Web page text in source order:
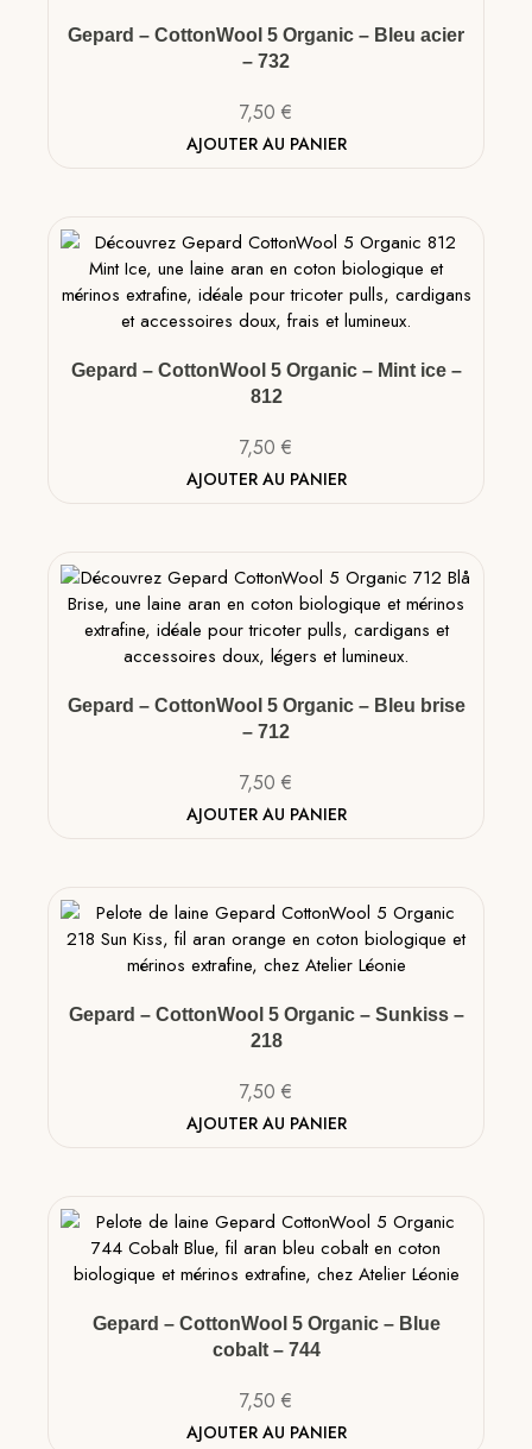
Gepard – CottonWool 5 Organic – Bleu acier
– 732
7,50 €
AJOUTER AU PANIER
Gepard – CottonWool 5 Organic – Mint ice –
812
7,50 €
AJOUTER AU PANIER
Gepard – CottonWool 5 Organic – Bleu brise
– 712
7,50 €
AJOUTER AU PANIER
Gepard – CottonWool 5 Organic – Sunkiss –
218
7,50 €
AJOUTER AU PANIER
Gepard – CottonWool 5 Organic – Blue
cobalt – 744
7,50 €
AJOUTER AU PANIER